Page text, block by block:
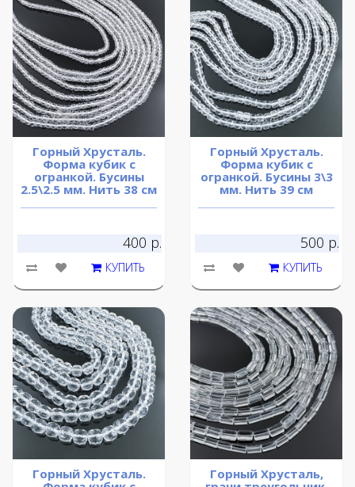
Горный Хрусталь.
Форма кубик с
огранкой. Бусины
2.5\2.5 мм. Нить 38 см
400 р.
КУПИТЬ
Горный Хрусталь.
Форма кубик с
огранкой. Бусины 3\3
мм. Нить 39 см
500 р.
КУПИТЬ
Горный Хрусталь.
Горный Хрусталь,